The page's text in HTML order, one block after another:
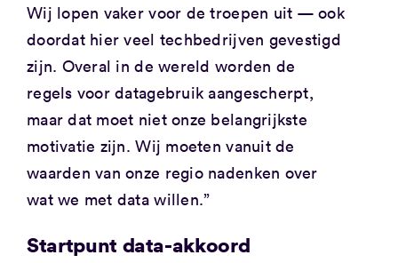
Wij lopen vaker voor de troepen uit — ook
doordat hier veel techbedrijven gevestigd
zijn. Overal in de wereld worden de
regels voor datagebruik aangescherpt,
maar dat moet niet onze belangrijkste
motivatie zijn. Wij moeten vanuit de
waarden van onze regio nadenken over
wat we met data willen.”
Startpunt data-akkoord